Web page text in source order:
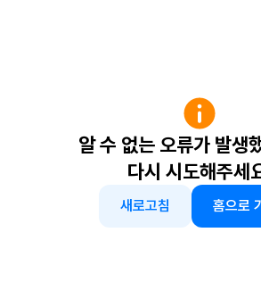
알 수 없는 오류가 발생
다시 시도해주세
새로고침 홈으로